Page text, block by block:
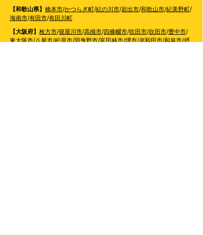
【和歌山県】 橋本市/かつらぎ町/紀の川市/岩出市/和歌山市/紀美野町/
海南市/有田市/有田川町
【大阪府】 枚方市/寝屋川市/高槻市/四條畷市/吹田市/吹田市/豊中市/
東大阪市/八尾市/松原市/羽曳野市/富田林市/堺市/岸和田市/和泉市/摂